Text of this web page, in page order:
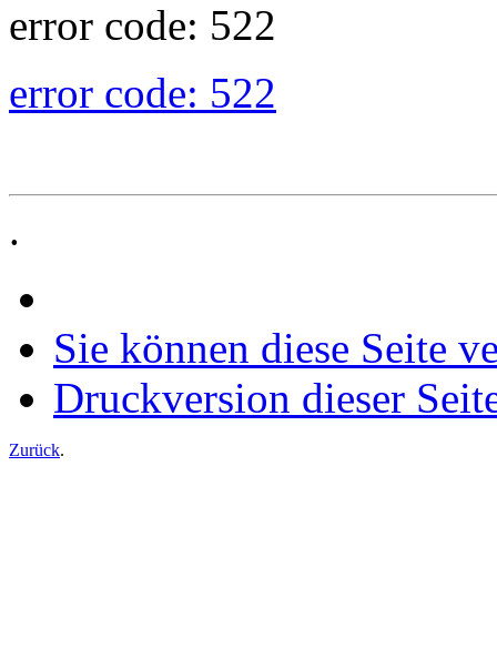
error code: 522
error code: 522
.
Sie können diese Seite
Druckversion dieser
Zurück.